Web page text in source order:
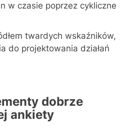
w czasie poprzez cykliczne
twardych wskaźników,
do projektowania działań
dobrze
ankiety